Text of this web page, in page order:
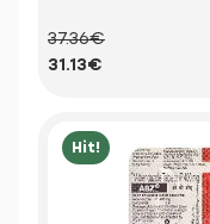
37.36€
31.13€
Hit!